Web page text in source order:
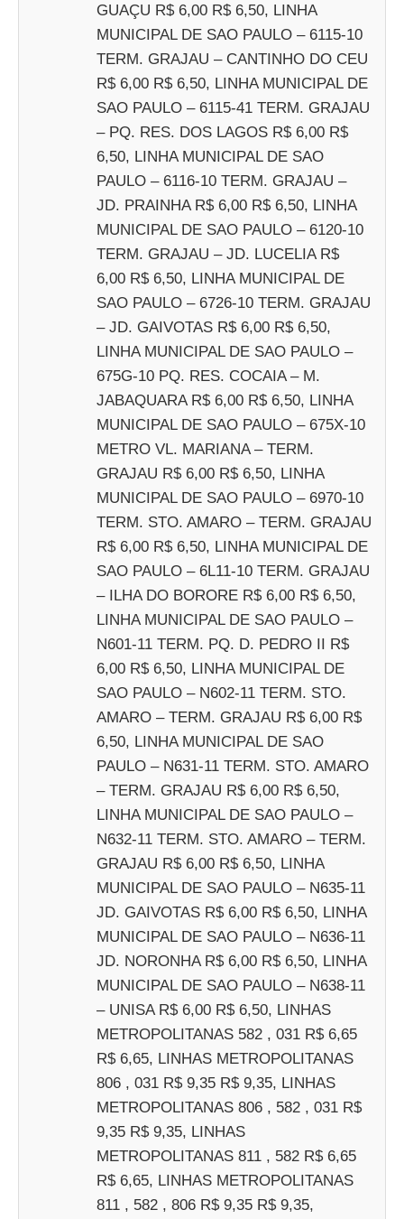
GUAÇU R$ 6,00 R$ 6,50, LINHA
MUNICIPAL DE SAO PAULO – 6115-10
TERM. GRAJAU – CANTINHO DO CEU
R$ 6,00 R$ 6,50, LINHA MUNICIPAL DE
SAO PAULO – 6115-41 TERM. GRAJAU
– PQ. RES. DOS LAGOS R$ 6,00 R$
6,50, LINHA MUNICIPAL DE SAO
PAULO – 6116-10 TERM. GRAJAU –
JD. PRAINHA R$ 6,00 R$ 6,50, LINHA
MUNICIPAL DE SAO PAULO – 6120-10
TERM. GRAJAU – JD. LUCELIA R$
6,00 R$ 6,50, LINHA MUNICIPAL DE
SAO PAULO – 6726-10 TERM. GRAJAU
– JD. GAIVOTAS R$ 6,00 R$ 6,50,
LINHA MUNICIPAL DE SAO PAULO –
675G-10 PQ. RES. COCAIA – M.
JABAQUARA R$ 6,00 R$ 6,50, LINHA
MUNICIPAL DE SAO PAULO – 675X-10
METRO VL. MARIANA – TERM.
GRAJAU R$ 6,00 R$ 6,50, LINHA
MUNICIPAL DE SAO PAULO – 6970-10
TERM. STO. AMARO – TERM. GRAJAU
R$ 6,00 R$ 6,50, LINHA MUNICIPAL DE
SAO PAULO – 6L11-10 TERM. GRAJAU
– ILHA DO BORORE R$ 6,00 R$ 6,50,
LINHA MUNICIPAL DE SAO PAULO –
N601-11 TERM. PQ. D. PEDRO II R$
6,00 R$ 6,50, LINHA MUNICIPAL DE
SAO PAULO – N602-11 TERM. STO.
AMARO – TERM. GRAJAU R$ 6,00 R$
6,50, LINHA MUNICIPAL DE SAO
PAULO – N631-11 TERM. STO. AMARO
– TERM. GRAJAU R$ 6,00 R$ 6,50,
LINHA MUNICIPAL DE SAO PAULO –
N632-11 TERM. STO. AMARO – TERM.
GRAJAU R$ 6,00 R$ 6,50, LINHA
MUNICIPAL DE SAO PAULO – N635-11
JD. GAIVOTAS R$ 6,00 R$ 6,50, LINHA
MUNICIPAL DE SAO PAULO – N636-11
JD. NORONHA R$ 6,00 R$ 6,50, LINHA
MUNICIPAL DE SAO PAULO – N638-11
– UNISA R$ 6,00 R$ 6,50, LINHAS
METROPOLITANAS 582 , 031 R$ 6,65
R$ 6,65, LINHAS METROPOLITANAS
806 , 031 R$ 9,35 R$ 9,35, LINHAS
METROPOLITANAS 806 , 582 , 031 R$
9,35 R$ 9,35, LINHAS
METROPOLITANAS 811 , 582 R$ 6,65
R$ 6,65, LINHAS METROPOLITANAS
811 , 582 , 806 R$ 9,35 R$ 9,35,